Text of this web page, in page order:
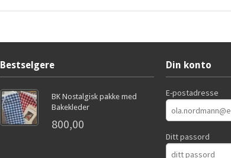
Bestselgere
BK Nostalgisk pakke med
Bakekleder
800,00
Din konto
E-postadresse
Ditt passord